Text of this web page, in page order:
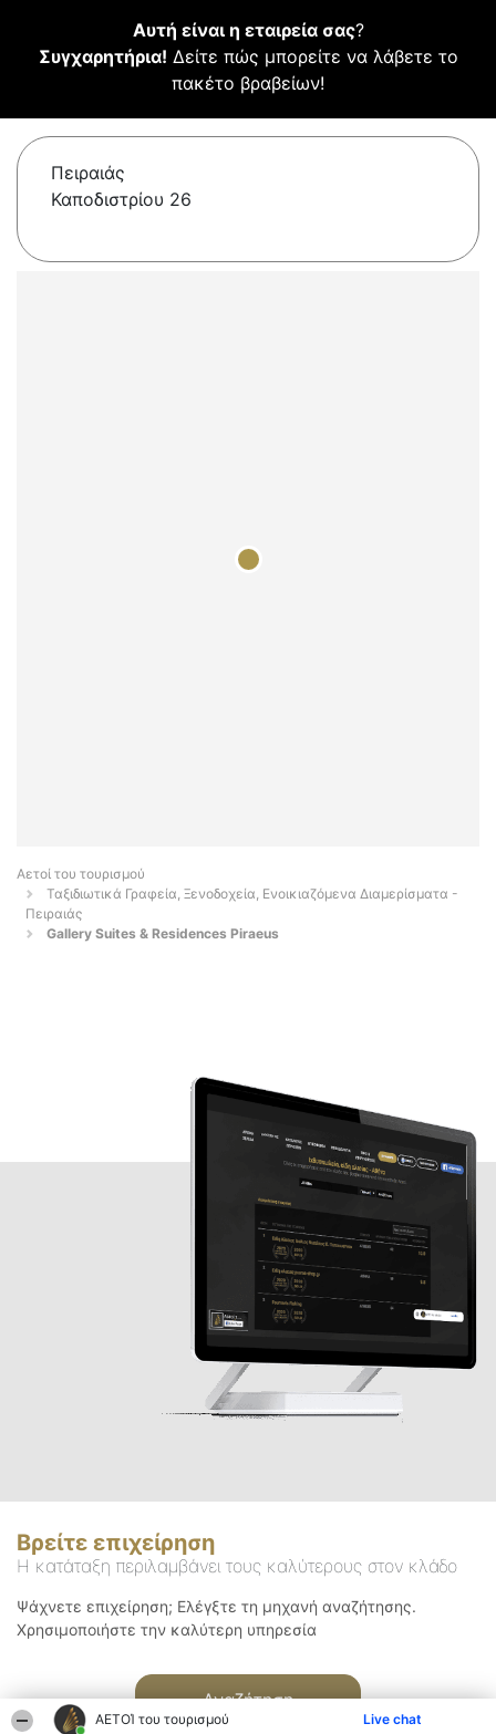
ΑΕΤΟΊ του τουρισμού Live chat
Αυτή είναι η εταιρεία σας?
Συγχαρητήρια! Δείτε πώς μπορείτε να λάβετε το
πακέτο βραβείων!
Πειραιάς
Καποδιστρίου 26
Αετοί του τουρισμού
Ταξιδιωτικά Γραφεία, Ξενοδοχεία, Ενοικιαζόμενα Διαμερίσματα -
Πειραιάς
Gallery Suites & Residences Piraeus
Βρείτε επιχείρηση
Η κατάταξη περιλαμβάνει τους καλύτερους στον κλάδο
Ψάχνετε επιχείρηση; Ελέγξτε τη μηχανή αναζήτησης.
Χρησιμοποιήστε την καλύτερη υπηρεσία
Αναζήτηση